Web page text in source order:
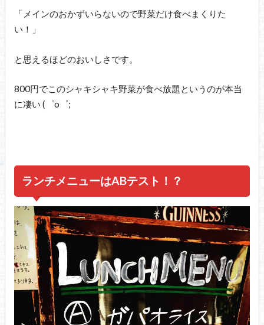
「メインのおかずいらないので野菜だけ食べまくりた
い！」
と思えるほどのおいしさです。
800円でこのシャキシャキ野菜が食べ放題というのが本当
に凄い (゜o゜;
ランチメニューはABテスト！？